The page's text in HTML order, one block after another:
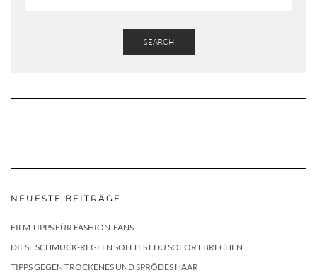
SEARCH
NEUESTE BEITRÄGE
FILM TIPPS FÜR FASHION-FANS
DIESE SCHMUCK-REGELN SOLLTEST DU SOFORT BRECHEN
TIPPS GEGEN TROCKENES UND SPRÖDES HAAR